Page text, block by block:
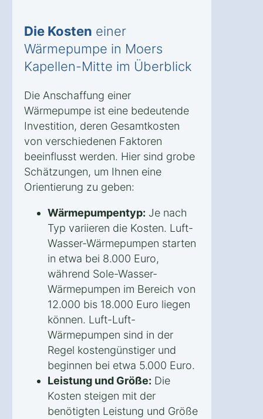
Die Kosten einer
Wärmepumpe in Moers
Kapellen-Mitte im Überblick
Die Anschaffung einer
Wärmepumpe ist eine bedeutende
Investition, deren Gesamtkosten
von verschiedenen Faktoren
beeinflusst werden. Hier sind grobe
Schätzungen, um Ihnen eine
Orientierung zu geben:
Wärmepumpentyp: Je nach
Typ variieren die Kosten. Luft-
Wasser-Wärmepumpen starten
in etwa bei 8.000 Euro,
während Sole-Wasser-
Wärmepumpen im Bereich von
12.000 bis 18.000 Euro liegen
können. Luft-Luft-
Wärmepumpen sind in der
Regel kostengünstiger und
beginnen bei etwa 5.000 Euro.
Leistung und Größe: Die
Kosten steigen mit der
benötigten Leistung und Größe